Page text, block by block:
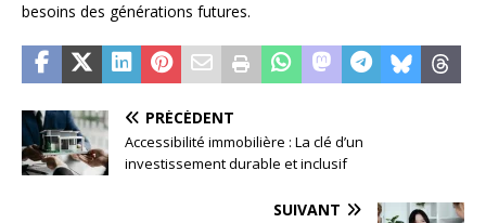
besoins des générations futures.
PRÉCÉDENT
Accessibilité immobilière : La clé d’un
investissement durable et inclusif
SUIVANT